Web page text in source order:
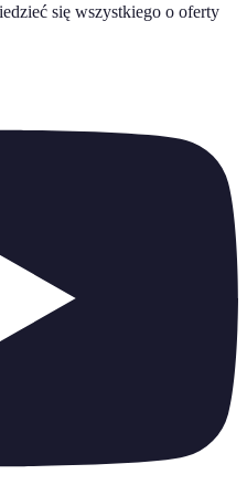
się wszystkiego o oferty